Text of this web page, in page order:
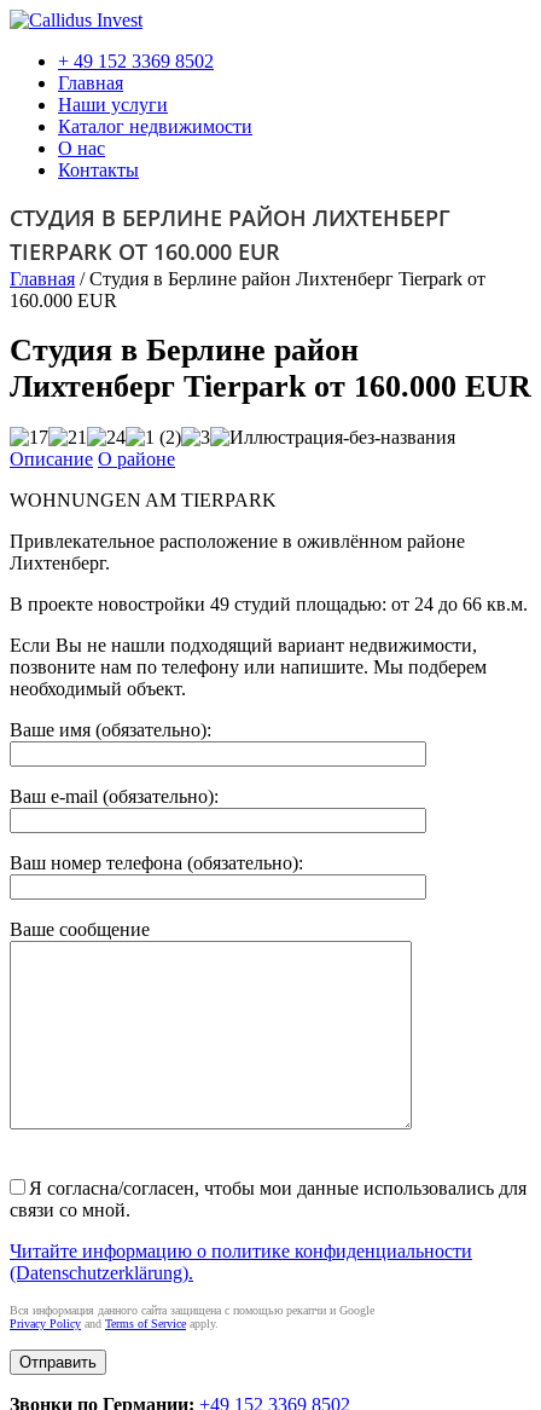
+ 49 152 3369 8502
Главная
Наши услуги
Каталог недвижимости
О нас
Контакты
СТУДИЯ В БЕРЛИНЕ РАЙОН ЛИХТЕНБЕРГ
TIERPARK ОТ 160.000 EUR
Главная /Студия в Берлине район Лихтенберг Tierpark от
160.000 EUR
Студия в Берлине район
Лихтенберг Tierpark от 160.000 EUR
Описание О районе
WOHNUNGEN AM TIERPARK
Привлекательное расположение в оживлённом районе
Лихтенберг.
В проекте новостройки 49 студий площадью: от 24 до 66 кв.м.
Если Вы не нашли подходящий вариант недвижимости,
позвоните нам по телефону или напишите. Мы подберем
необходимый объект.
Ваше имя (обязательно):
Ваш e-mail (обязательно):
Ваш номер телефона (обязательно):
Ваше сообщение
Я согласна/согласен, чтобы мои данные использовались для
связи со мной.
Читайте информацию о политике конфиденциальности
(Datenschutzerklärung).
Вся информация данного сайта защищена с помощью рекапчи и Google
Privacy Policy and Terms of Service apply.
Звонки по Германии: +49 152 3369 8502